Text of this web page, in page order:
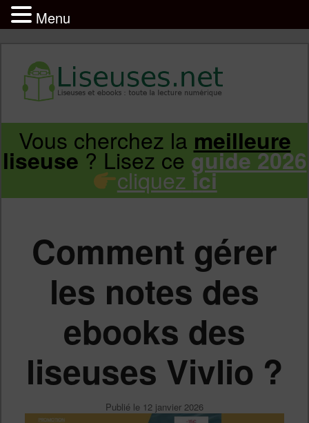
Infos sur les liseuses Kindle, Kobo,
Vivlio, Pocketbook
Aller
principal
Aller
secondaire
Vous cherchez la meilleure
liseuse? Lisez ceguide 2026
cliquez ici
Comment gérer
les notes des
ebooks des
liseuses Vivlio ?
Publié le 12 janvier 2026
Menu